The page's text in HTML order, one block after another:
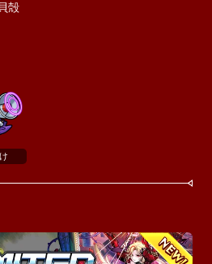
殻